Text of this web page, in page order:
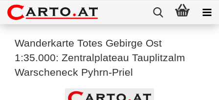
Wanderkarte Totes Gebirge Ost
1:35.000: Zentralplateau Tauplitzalm
Warscheneck Pyhrn-Priel